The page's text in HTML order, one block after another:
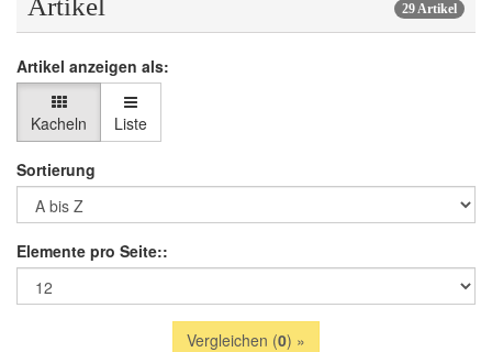
29 Artikel
Artikel anzeigen als:
Kacheln Liste
Sortierung
Elemente pro Seite::
Vergleichen (0) »